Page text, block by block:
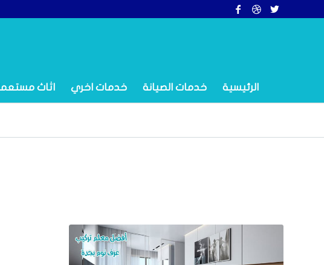
الرئيسية خدمات الصيانة خدمات اخري اثاث